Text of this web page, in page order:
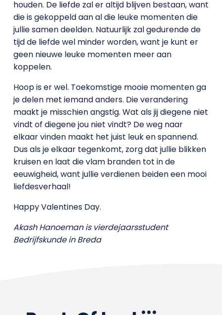
houden. De liefde zal er altijd blijven bestaan, want
die is gekoppeld aan al die leuke momenten die
jullie samen deelden. Natuurlijk zal gedurende de
tijd de liefde wel minder worden, want je kunt er
geen nieuwe leuke momenten meer aan
koppelen.
Hoop is er wel. Toekomstige mooie momenten ga
je delen met iemand anders. Die verandering
maakt je misschien angstig. Wat als jij diegene niet
vindt of diegene jou niet vindt? De weg naar
elkaar vinden maakt het juist leuk en spannend.
Dus als je elkaar tegenkomt, zorg dat jullie blikken
kruisen en laat die vlam branden tot in de
eeuwigheid, want jullie verdienen beiden een mooi
liefdesverhaal!
Happy Valentines Day.
Akash Hanoeman is vierdejaarsstudent
Bedrijfskunde in Breda